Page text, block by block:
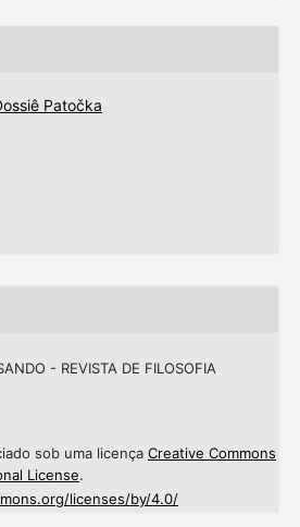
Patočka
- REVISTA DE FILOSOFIA
sob uma licença Creative Commons
License.
licenses/by/4.0/